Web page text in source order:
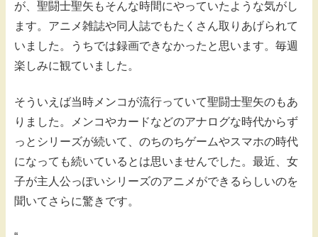
が、聖闘士聖矢もそんな時間にやっていたような気がし
ます。アニメ雑誌や同人誌でもたくさん取りあげられて
いました。うちでは録画できなかったと思います。毎週
楽しみに観ていました。
そういえば当時メンコが流行っていて聖闘士聖矢のもあ
りました。メンコやカードなどのアナログな時代からず
っとシリーズが続いて、のちのちゲームやスマホの時代
になっても続いているとは思いませんでした。最近、女
子が主人公っぽいシリーズのアニメができるらしいのを
聞いてさらに驚きです。